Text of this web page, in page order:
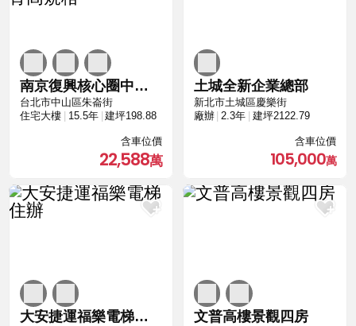
南京復興核心圈中空靜音樓板與SRC鋼骨高規格
台北市中山區朱崙街
住宅大樓
15.5年 建坪198.88
含車位價
22,588
土城全新企業總部
新北市土城區慶樂街
廠辦
2.3年 建坪2122.79
含車位價
105,000
大安捷運福樂電梯住辦 文普高樓景觀四房